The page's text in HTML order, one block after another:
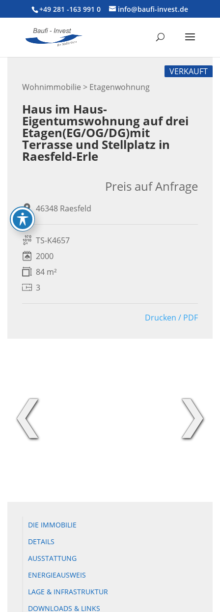
+49 281 -163 991 0 info@baufi-invest.de
Wohnimmobilie > Etagenwohnung
VERKAUFT
Haus im Haus-
Eigentumswohnung auf drei
Etagen(EG/OG/DG)mit
Terrasse und Stellplatz in
Raesfeld-Erle
46348 Raesfeld
Preis auf Anfrage
TS-K4657
2000
84 m²
3
Drucken / PDF
❮ ❯
DIE IMMOBILIE
DETAILS
AUSSTATTUNG
ENERGIEAUSWEIS
LAGE & INFRASTRUKTUR
DOWNLOADS & LINKS